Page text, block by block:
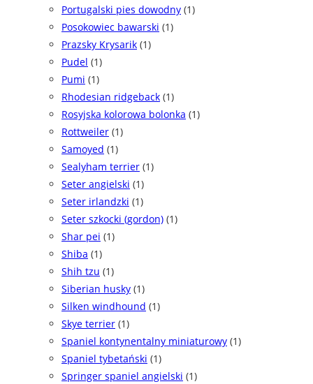
Portugalski pies dowodny (1)
Posokowiec bawarski (1)
Prazsky Krysarik (1)
Pudel (1)
Pumi (1)
Rhodesian ridgeback (1)
Rosyjska kolorowa bolonka (1)
Rottweiler (1)
Samoyed (1)
Sealyham terrier (1)
Seter angielski (1)
Seter irlandzki (1)
Seter szkocki (gordon) (1)
Shar pei (1)
Shiba (1)
Shih tzu (1)
Siberian husky (1)
Silken windhound (1)
Skye terrier (1)
Spaniel kontynentalny miniaturowy (1)
Spaniel tybetański (1)
Springer spaniel angielski (1)